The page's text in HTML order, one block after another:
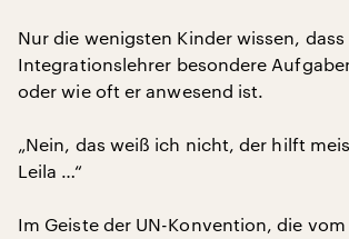
Nur die wenigsten Kinder wissen, dass
Integrationslehrer besondere
oder wie oft er anwesend ist.
„Nein, das weiß ich nicht, der hilft
Leila …“
Im Geiste der UN-Konvention, die